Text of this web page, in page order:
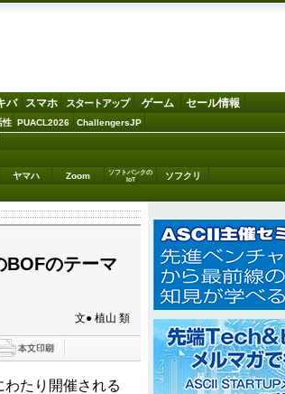
バ スマホ スタートアップ ゲーム セール情報
性 PUACL2026 ChallengersJP
ヤマハ Zoom
ソフトバンクの
IoT
ソフクリ
のテーマ
文● 植山 類
たり開催される